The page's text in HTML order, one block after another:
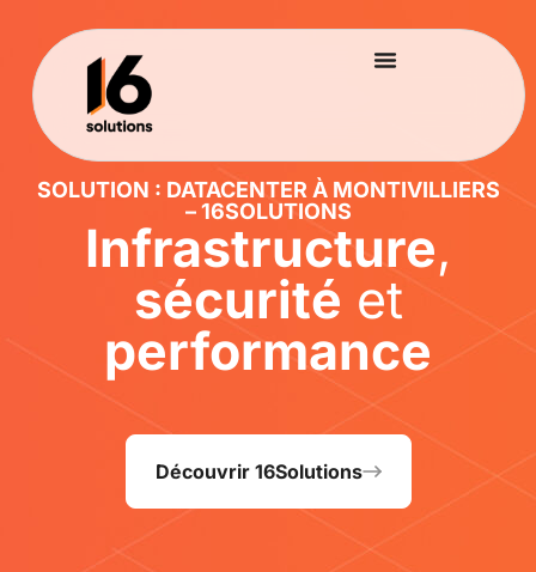
SOLUTION : DATACENTER À MONTIVILLIERS
– 16SOLUTIONS
Infrastructure,
sécurité et
performance
Découvrir 16Solutions